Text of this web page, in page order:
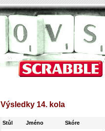
Výsledky 14. kola
Stůl Jméno Skóre